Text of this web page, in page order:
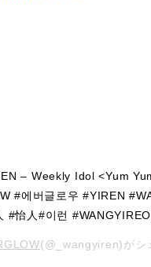
– Weekly Idol <Yum
#에버글로우 #YIREN
#怡人#이런
(@_wangyiren)がシ